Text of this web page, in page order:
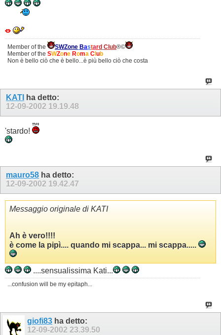
Member of the SWZone Bastard Club®©
Member of the SWZone Roma Club
Non è bello ciò che è bello...è più bello ciò che costa
KATI
ha detto:
12-09-2002 19.19.48
'stardo!
mauro58 ha detto:
12-09-2002 19.42.47
Messaggio originale di KATI
Ah è vero!!!!
è come la pipì.... quando mi scappa... mi scappa.....
....sensualissima Kati...
...confusion will be my epitaph...
giofi83 ha detto:
12-09-2002 23.39.50